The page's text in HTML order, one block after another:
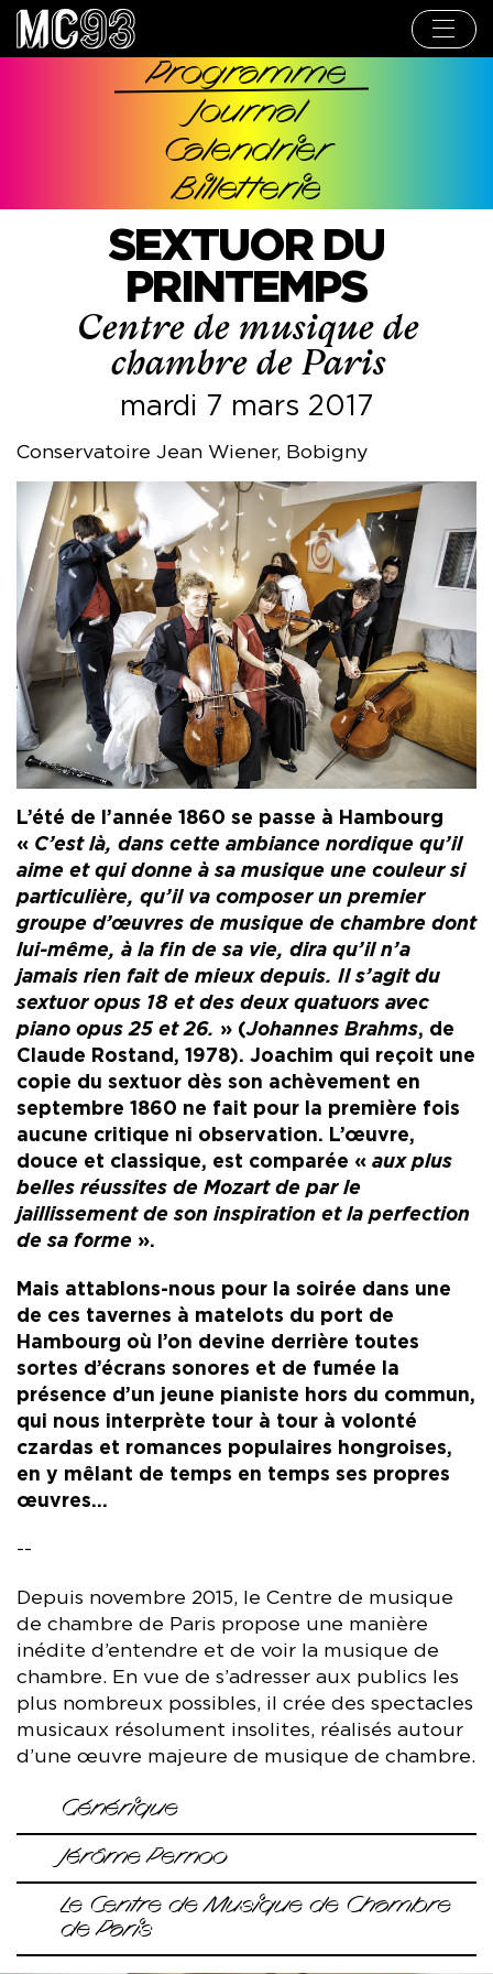
Aller
contenu
Navigation
Programme
Journal
Calendrier
Billetterie
SEXTUOR DU
PRINTEMPS
Centre de musique de
chambre de Paris
mardi 7 mars 2017
Conservatoire Jean Wiener, Bobigny
L’été de l’année 1860 se passe à Hambourg
« C’est là, dans cette ambiance nordique qu’il
aime et qui donne à sa musique une couleur si
particulière, qu’il va composer un premier
groupe d’œuvres de musique de chambre dont
lui-même, à la fin de sa vie, dira qu’il n’a
jamais rien fait de mieux depuis. Il s’agit du
sextuor opus 18 et des deux quatuors avec
piano opus 25 et 26. » (Johannes Brahms, de
Claude Rostand, 1978). Joachim qui reçoit une
copie du sextuor dès son achèvement en
septembre 1860 ne fait pour la première fois
aucune critique ni observation. L’œuvre,
douce et classique, est comparée « aux plus
belles réussites de Mozart de par le
jaillissement de son inspiration et la perfection
de sa forme ».
Mais attablons-nous pour la soirée dans une
de ces tavernes à matelots du port de
Hambourg où l’on devine derrière toutes
sortes d’écrans sonores et de fumée la
présence d’un jeune pianiste hors du commun,
qui nous interprète tour à tour à volonté
czardas et romances populaires hongroises,
en y mêlant de temps en temps ses propres
œuvres…
--
Depuis novembre 2015, le Centre de musique
de chambre de Paris propose une manière
inédite d’entendre et de voir la musique de
chambre. En vue de s’adresser aux publics les
plus nombreux possibles, il crée des spectacles
musicaux résolument insolites, réalisés autour
d’une œuvre majeure de musique de chambre.
Générique
Programme
Brahms, Danses hongroise
Brahms, Quatuor avec piano op. 25 (finale)
Brahms, Sonate F-A-E (scherzo)
Brahms, Intermezzo op. 117 n°2 pour piano
Brahms, Sextuor n°1 op. 18
Jérôme Pernoo
Jérôme Pernoo
est un violoncelliste invité
dans le monde entier.
Le Centre de Musique de Chambre
de Paris
Le Centre de musique de chambre de Paris